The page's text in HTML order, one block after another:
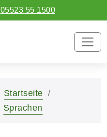
05523 55 1500
Startseite
Sprachen